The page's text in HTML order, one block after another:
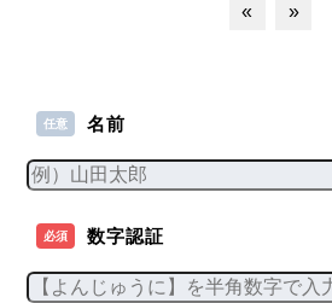
« »
任意 名前
必須 数字認証